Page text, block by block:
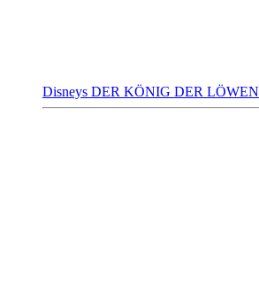
Disneys DER KÖNIG DER LÖWEN